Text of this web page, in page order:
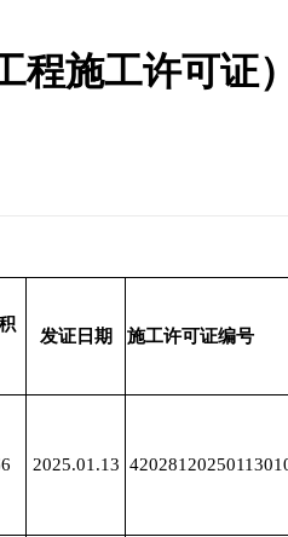
程施工许可证）
发证日期 施工许可证编号
2025.01.13